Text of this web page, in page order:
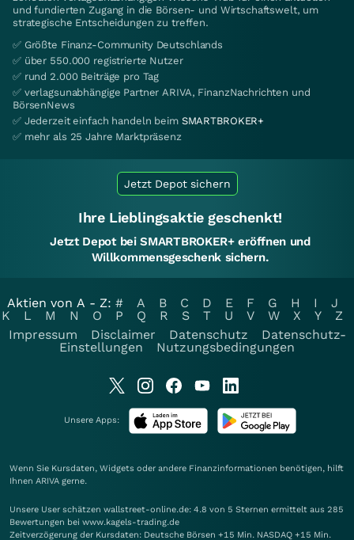
und fundierten Zugang in die Börsen- und Wirtschaftswelt, um
strategische Entscheidungen zu treffen.
✅ Größte Finanz-Community Deutschlands
✅ über 550.000 registrierte Nutzer
✅ rund 2.000 Beiträge pro Tag
✅ verlagsunabhängige Partner ARIVA, FinanzNachrichten und
BörsenNews
✅ Jederzeit einfach handeln beim SMARTBROKER+
✅ mehr als 25 Jahre Marktpräsenz
Jetzt Depot sichern
Ihre Lieblingsaktie geschenkt!
Jetzt Depot bei SMARTBROKER+ eröffnen und
Willkommensgeschenk sichern.
Aktien von A - Z: # A B C D E F G H I
J
K
L M N O P Q R S T U V W X Y
Z
Impressum
Disclaimer Datenschutz
Datenschutz-
Einstellungen
Nutzungsbedingungen
Unsere Apps:
Wenn Sie Kursdaten, Widgets oder andere Finanzinformationen benötigen, hilft
Ihnen ARIVA gerne.
Unsere User schätzen wallstreet-online.de: 4.8 von 5 Sternen ermittelt aus 285
Bewertungen bei www.kagels-trading.de
Zeitverzögerung der Kursdaten: Deutsche Börsen +15 Min. NASDAQ +15 Min.